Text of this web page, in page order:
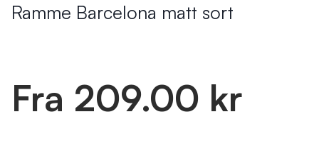
Ramme Barcelona matt sort
Fra 209.00 kr